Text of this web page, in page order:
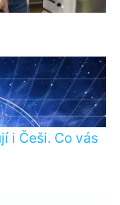
i Češi. Co vás